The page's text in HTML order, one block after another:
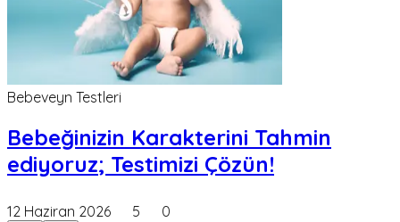
Bebeveyn Testleri
Bebeğinizin Karakterini Tahmin
ediyoruz; Testimizi Çözün!
12 Haziran 2026 5 0